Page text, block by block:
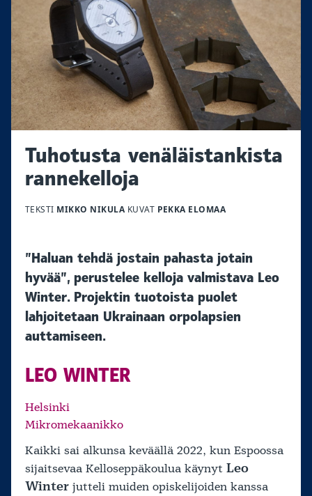
Tuhotusta venäläistankista
rannekelloja
TEKSTI MIKKO NIKULAKUVAT PEKKA ELOMAA
”Haluan tehdä jostain pahasta jotain
hyvää”, perustelee kelloja valmistava Leo
Winter. Projektin tuotoista puolet
lahjoitetaan Ukrainaan orpolapsien
auttamiseen.
LEO WINTER
Helsinki
Mikromekaanikko
Kaikki sai alkunsa keväällä 2022, kun Espoossa
sijaitsevaa Kelloseppäkoulua käynyt Leo
Winter jutteli muiden opiskelijoiden kanssa